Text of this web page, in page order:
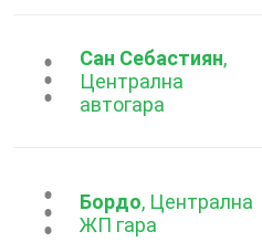
...Сан Себастиян,
Централна
автогара
...Бордо, Централна
ЖП гара